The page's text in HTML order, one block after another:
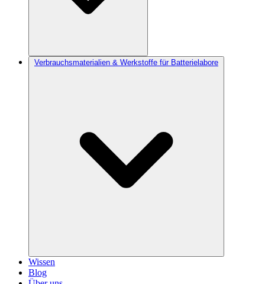
Verbrauchsmaterialien & Werkstoffe für Batterielabore
Wissen
Blog